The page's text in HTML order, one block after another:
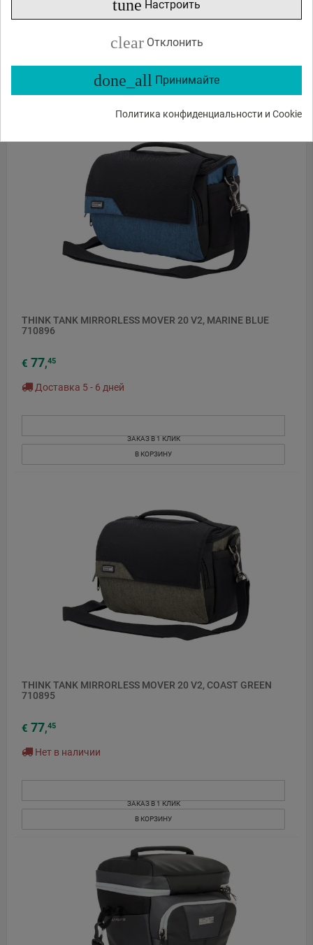
tune Настроить
clear Отклонить
done_all Принимайте
Политика конфиденциальности и Cookie
Доставка 5 - 6 дней
ЗАКАЗ В 1 КЛИК
В КОРЗИНУ
THINK TANK MIRRORLESS MOVER 20 V2, MARINE BLUE
710896
€ 77,45
Доставка 5 - 6 дней
ЗАКАЗ В 1 КЛИК
В КОРЗИНУ
THINK TANK MIRRORLESS MOVER 20 V2, COAST GREEN
710895
€ 77,45
Нет в наличии
ЗАКАЗ В 1 КЛИК
В КОРЗИНУ